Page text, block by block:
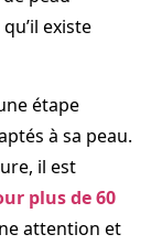
existe
étape
à sa peau.
il est
plus de 60
attention et